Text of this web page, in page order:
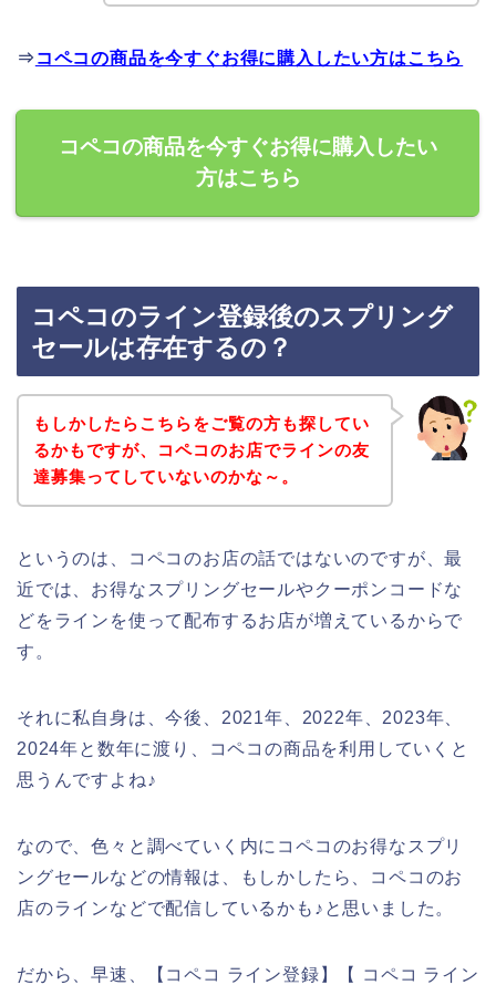
⇒ コペコの商品を今すぐお得に購入したい方はこちら
コペコの商品を今すぐお得に購入したい
方はこちら
コペコのライン登録後のスプリング
セールは存在するの？
もしかしたらこちらをご覧の方も探してい
るかもですが、コペコのお店でラインの友
達募集ってしていないのかな～。
というのは、コペコのお店の話ではないのですが、最
近では、お得なスプリングセールやクーポンコードな
どをラインを使って配布するお店が増えているからで
す。
それに私自身は、今後、2021年、2022年、2023年、
2024年と数年に渡り、コペコの商品を利用していくと
思うんですよね♪
なので、色々と調べていく内にコペコのお得なスプリ
ングセールなどの情報は、もしかしたら、コペコのお
店のラインなどで配信しているかも♪と思いました。
だから、早速、【コペコ ライン登録】【 コペコ ライン